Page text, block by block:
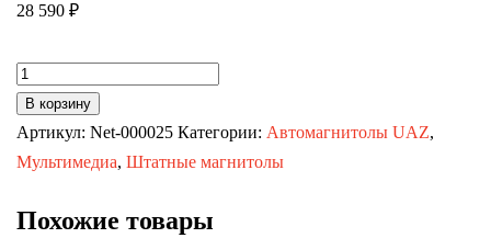
28 590 ₽
Количество
товара
Автомагнитолы
Hyundai
2019+
В корзину
Артикул: Net-000025 Категории: Автомагнитолы UAZ,
Мультимедиа, Штатные магнитолы
Похожие товары